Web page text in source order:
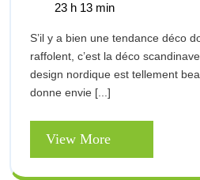
style
23 h 13 min
S’il y a bien une tendance déco dont nos blogueuses
raffolent, c’est la déco
design nordique est tellement
donne envie [...]
View More
More